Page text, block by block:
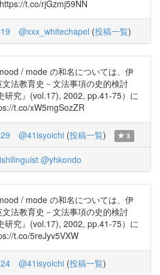
t.co/rjGzmj59NN
@xxx_whitechapel (投稿一覧)
/ mode の和名については、伊
法教育史－文法事項の史的検討
研究』(vol.17), 2002, pp.41-75）に
t.co/xW5mgSozZR
@41isyoichi (投稿一覧) 3
@yhkondo
/ mode の和名については、伊
法教育史－文法事項の史的検討
研究』(vol.17), 2002, pp.41-75）に
t.co/5reJyv5VXW
@41isyoichi (投稿一覧)